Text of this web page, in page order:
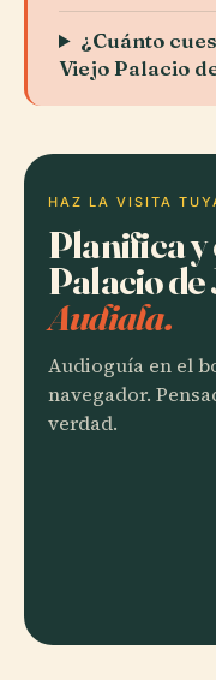
¿Cuánto
Viejo Palacio
HAZ LA VISITA
Planifica
Palacio
Audiala.
Audioguía en el
navegador.
verdad.